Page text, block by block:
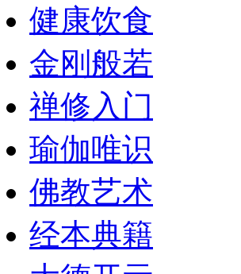
健康饮食
金刚般若
禅修入门
瑜伽唯识
佛教艺术
经本典籍